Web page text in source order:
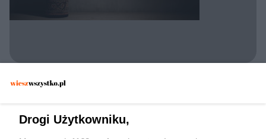
dywan wystarczył, by zmylić
funkcjonariuszy?
Drogi Użytkowniku,